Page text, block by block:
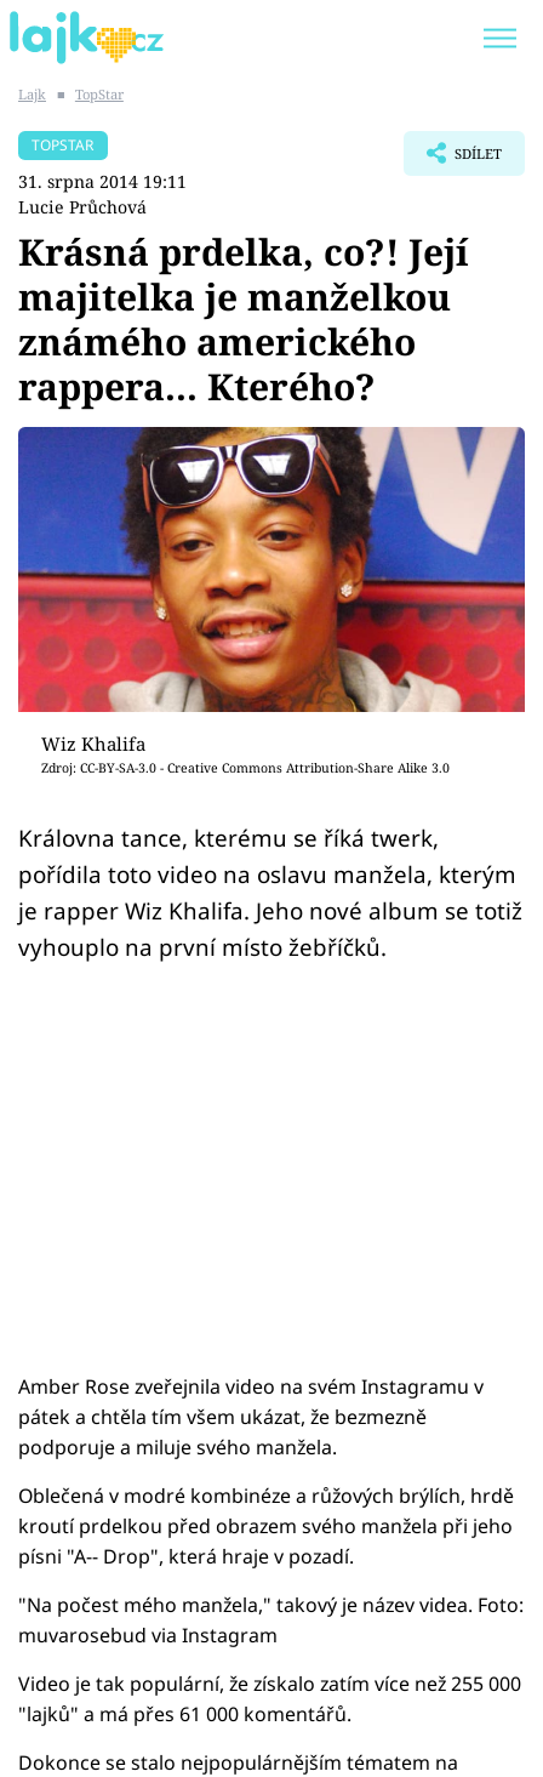
SHOPAHOLICADEL
Témata
Showbyznys
Youtubeři
Virály
Sex a vztahy
Videa
Sledujte prima+
Přihlášení
Sledujte nás
Lajk ■ TopStar
TOPSTAR
31. srpna 2014 19:11
Lucie Průchová
SDÍLET
Krásná prdelka, co?! Její
majitelka je manželkou
známého amerického
rappera... Kterého?
Wiz Khalifa
Zdroj: CC-BY-SA-3.0 - Creative Commons Attribution-Share Alike 3.0
Královna tance, kterému se říká twerk,
pořídila toto video na oslavu manžela, kterým
je rapper Wiz Khalifa. Jeho nové album se totiž
vyhouplo na první místo žebříčků.
Amber Rose zveřejnila video na svém Instagramu v
pátek a chtěla tím všem ukázat, že bezmezně
podporuje a miluje svého manžela.
Oblečená v modré kombinéze a růžových brýlích, hrdě
kroutí prdelkou před obrazem svého manžela při jeho
písni "A-- Drop", která hraje v pozadí.
"Na počest mého manžela," takový je název videa. Foto:
muvarosebud via Instagram
Video je tak populární, že získalo zatím více než 255 000
"lajků" a má přes 61 000 komentářů.
Dokonce se stalo nejpopulárnějším tématem na